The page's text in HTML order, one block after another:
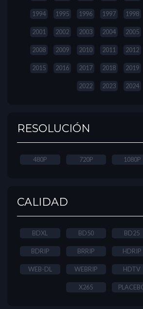
1994 1995 1996 1997 1998
2001 2002 2003 2004 2005
2008 2009 2010 2011 2012
2015 2016 2017 2018 2019
2022 2023 2024
RESOLUCIÓN
480P 720P 1080P
CALIDAD
BDXL BD50 BD25
BDRIP BRRIP HDRIP
WEB-DL WEBRIP HDTV
X265